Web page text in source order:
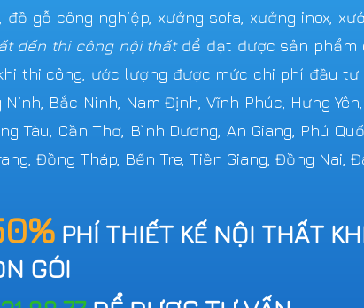
gỗ công nghiệp, xưởng sofa, xưởng inox,
đến thi công nội thấtđể đạt được sản phẩm
thi công, ước lượng được mức chi phí đầu tư
Bắc Ninh, Nam Định, Vĩnh Phúc, Hưng
Tàu, Cần Thơ, Bình Dương, An Giang, Phú
Đồng Tháp, Bến Tre, Tiền Giang, Đồng Nai, Đà
PHÍ THIẾT KẾ NỘI THẤT
GÓI